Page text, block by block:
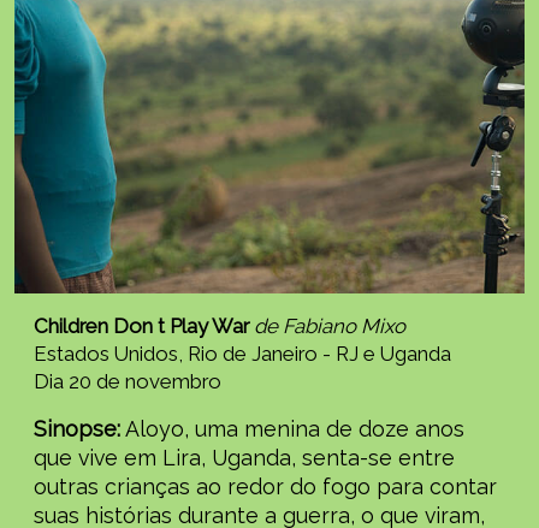
Children Don t Play War de Fabiano Mixo
Estados Unidos, Rio de Janeiro - RJ e Uganda
Dia 20 de novembro
Sinopse:Aloyo, uma menina de doze anos
que vive em Lira, Uganda, senta-se entre
outras crianças ao redor do fogo para contar
suas histórias durante a guerra, o que viram,